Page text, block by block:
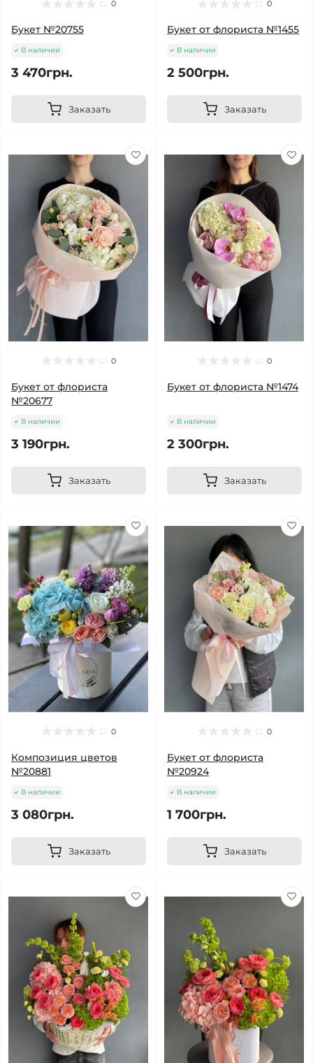
0
Букет №20755
В наличии
3 470грн.
Заказать
0
Букет от флориста №1455
В наличии
2 500грн.
Заказать
0
Букет от флориста
№20677
В наличии
3 190грн.
Заказать
0
Букет от флориста №1474
В наличии
2 300грн.
Заказать
0
Композиция цветов
№20881
В наличии
3 080грн.
Заказать
0
Букет от флориста
№20924
В наличии
1 700грн.
Заказать